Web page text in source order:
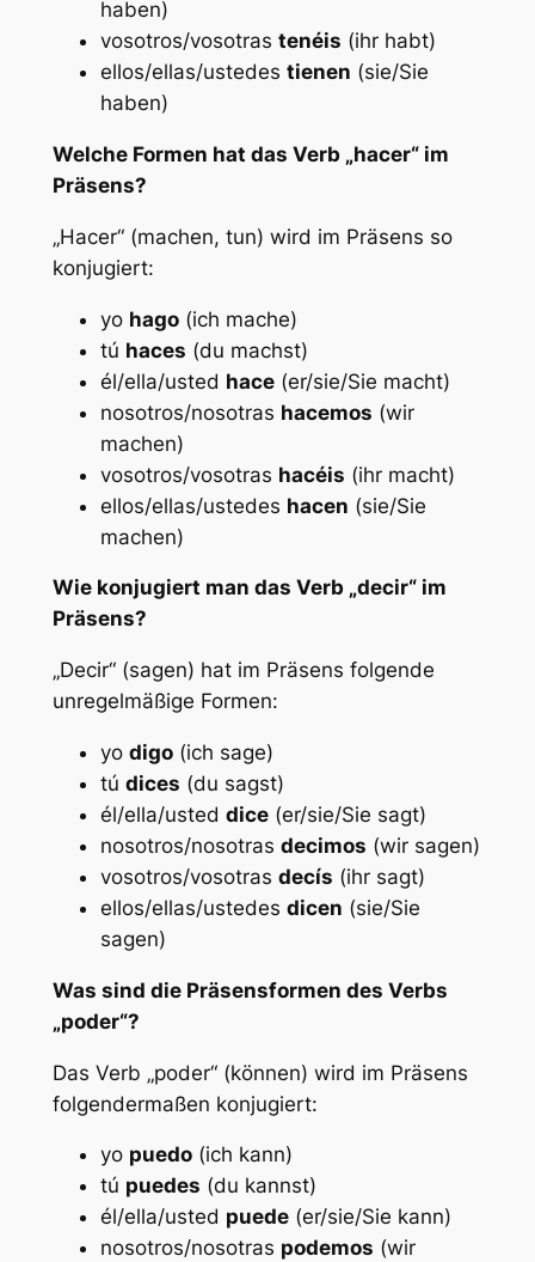
haben)
vosotros/vosotras tenéis (ihr habt)
ellos/ellas/ustedes tienen (sie/Sie
haben)
Welche Formen hat das Verb „hacer“ im
Präsens?
„Hacer“ (machen, tun) wird im Präsens so
konjugiert:
yo hago(ich mache)
tú haces (du machst)
él/ella/usted hace(er/sie/Sie macht)
nosotros/nosotras hacemos (wir
machen)
vosotros/vosotras hacéis (ihr macht)
ellos/ellas/ustedes hacen (sie/Sie
machen)
Wie konjugiert man das Verb „decir“ im
Präsens?
„Decir“ (sagen) hat im Präsens folgende
unregelmäßige Formen:
yo digo(ich sage)
tú dices (du sagst)
él/ella/usted dice(er/sie/Sie sagt)
nosotros/nosotras decimos (wir sagen)
vosotros/vosotras decís (ihr sagt)
ellos/ellas/ustedes dicen (sie/Sie
sagen)
Was sind die Präsensformen des Verbs
„poder“?
Das Verb „poder“ (können) wird im Präsens
folgendermaßen konjugiert:
yo puedo(ich kann)
tú puedes (du kannst)
él/ella/usted puede(er/sie/Sie kann)
nosotros/nosotras podemos (wir